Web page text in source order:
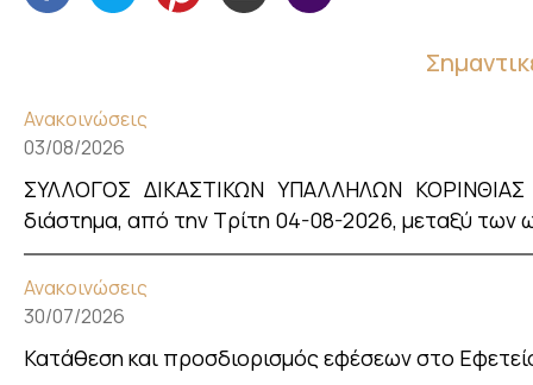
Ανακοινώσεις
03/08/2026
ΣΥΛΛΟΓΟΣ ΔΙΚΑΣΤΙΚΩΝ ΥΠΑΛΛΗΛΩΝ ΚΟΡΙΝΘΙΑΣ -
διάστημα, από την Τρίτη 04-08-2026, μεταξύ των
Ανακοινώσεις
30/07/2026
Κατάθεση και προσδιορισμός εφέσεων στο